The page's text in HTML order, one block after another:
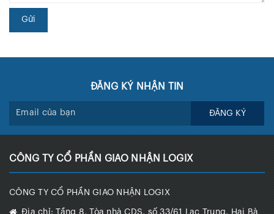
Gửi
ĐĂNG KÝ NHẬN TIN
ĐĂNG KÝ
CÔNG TY CỔ PHẦN GIAO NHẬN LOGIX
CÔNG TY CỔ PHẦN GIAO NHẬN LOGIX
Địa chỉ:Tầng 8, Tòa nhà CDS, số 33/61 Lạc Trung, Hai Bà